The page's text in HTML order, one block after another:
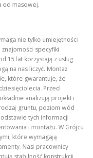
od masowej.
nie tylko umiejętności
specyfiki
15 lat korzystają z usług
na nas liczyć. Montaż
które gwarantuje, że
Przed
analizują projekt i
gruntu, poziom wód
tych informacji
i montażu. W Grójcu
które wymagają
Nasi pracownicy